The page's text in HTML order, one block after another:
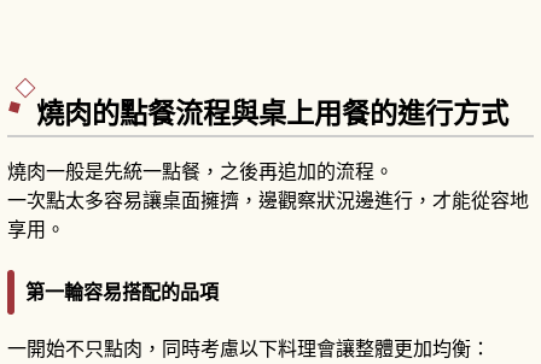
燒肉的點餐流程與桌上用餐的進行方式
燒肉一般是先統一點餐，之後再追加的流程。
一次點太多容易讓桌面擁擠，邊觀察狀況邊進行，才能從容地
享用。
第一輪容易搭配的品項
一開始不只點肉，同時考慮以下料理會讓整體更加均衡：